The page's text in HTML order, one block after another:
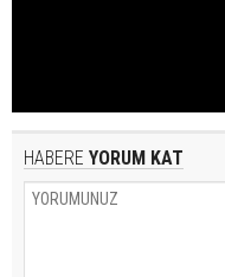
HABERE YORUM KAT